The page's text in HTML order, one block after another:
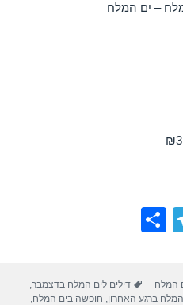
– ים המלח
אין ים המלח – 07/11/2018
T
gr
e
המלח תגיות
דילים לים המלח בדצמבר
המלח ברגע האחרון חופשה בים המלח